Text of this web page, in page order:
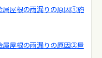
属屋根の雨漏りの原因①施
属屋根の雨漏りの原因②屋